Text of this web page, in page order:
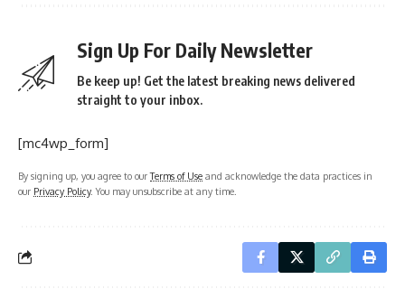
Sign Up For Daily Newsletter
Be keep up! Get the latest breaking news delivered
straight to your inbox.
[mc4wp_form]
By signing up, you agree to ourTerms of Use and acknowledge the data practices in
our Privacy Policy. You may unsubscribe at any time.